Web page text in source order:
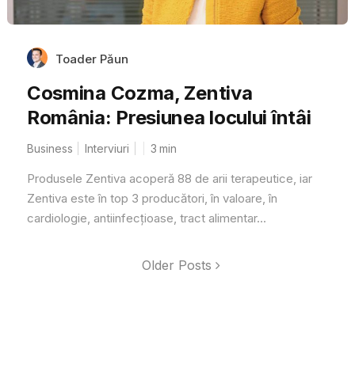
Toader Păun
Cosmina Cozma, Zentiva
România: Presiunea locului întâi
Business Interviuri 3 min
Produsele Zentiva acoperă 88 de arii terapeutice, iar
Zentiva este în top 3 producători, în valoare, în
cardiologie, antiinfecțioase, tract alimentar...
Older Posts